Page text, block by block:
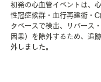
初発の心血管イベントは、
性冠症候群・血行再建術・
タベースで検出、リバース
因果）を除外するため、追
外しました。